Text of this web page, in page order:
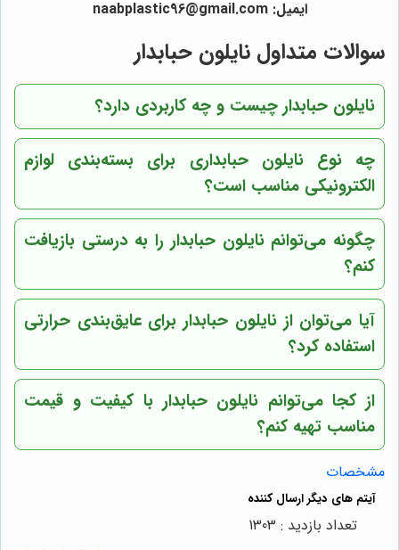
ایمیل: naabplastic96@gmail.com
سوالات متداول نایلون حبابدار
نایلون حبابدار چیست و چه کاربردی دارد؟
چه نوع نایلون حبابداری برای بسته‌بندی لوازم
الکترونیکی مناسب است؟
چگونه می‌توانم نایلون حبابدار را به درستی بازیافت
کنم؟
آیا می‌توان از نایلون حبابدار برای عایق‌بندی حرارتی
استفاده کرد؟
از کجا می‌توانم نایلون حبابدار با کیفیت و قیمت
مناسب تهیه کنم؟
مشخصات
تعداد بازدید : 1303